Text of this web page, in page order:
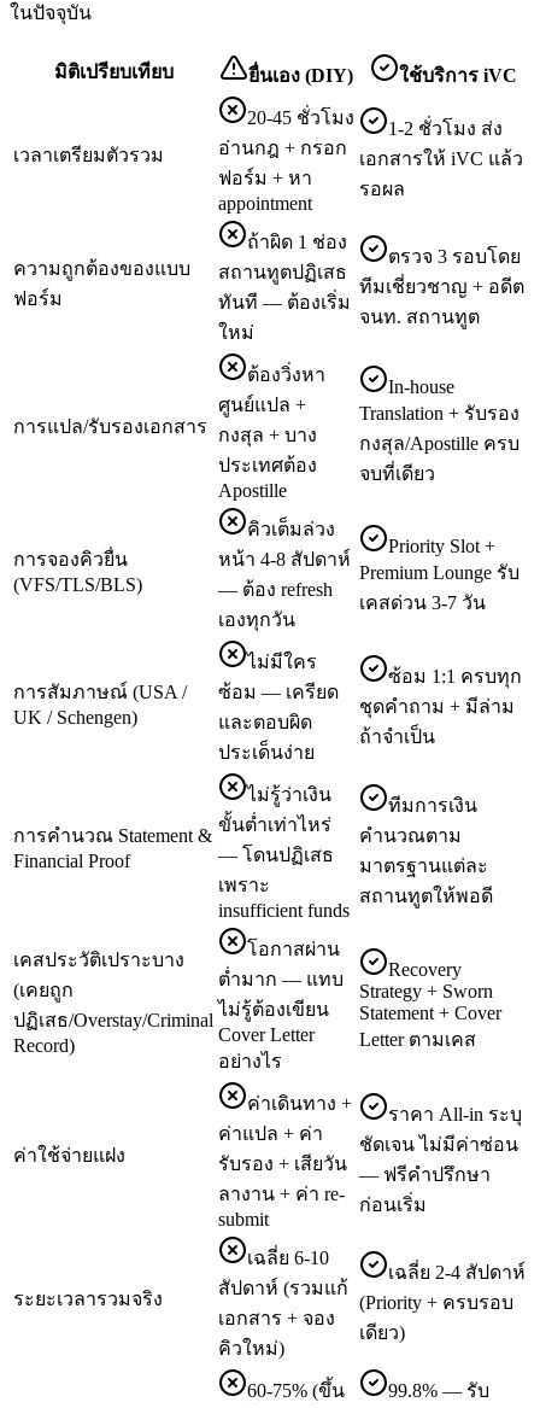
ในปัจจุบัน
มิติเปรียบเทียบ ยื่นเอง (DIY) ใช้บริการ iVC
เวลาเตรียมตัวรวม
20-45 ชั่วโมง
อ่านกฎ + กรอก
ฟอร์ม + หา
appointment
1-2 ชั่วโมง ส่ง
เอกสารให้ iVC แล้ว
รอผล
ความถูกต้องของแบบ
ฟอร์ม
ถ้าผิด 1 ช่อง
สถานทูตปฏิเสธ
ทันที — ต้องเริ่ม
ใหม่
ตรวจ 3 รอบโดย
ทีมเชี่ยวชาญ + อดีต
จนท. สถานทูต
การแปล/รับรองเอกสาร
ต้องวิ่งหา
ศูนย์แปล +
กงสุล + บาง
ประเทศต้อง
Apostille
In-house
Translation + รับรอง
กงสุล/Apostille ครบ
จบที่เดียว
การจองคิวยื่น
(VFS/TLS/BLS)
คิวเต็มล่วง
หน้า 4-8 สัปดาห์
— ต้อง refresh
เองทุกวัน
Priority Slot +
Premium Lounge รับ
เคสด่วน 3-7 วัน
การสัมภาษณ์ (USA /
UK / Schengen)
ไม่มีใคร
ซ้อม — เครียด
และตอบผิด
ประเด็นง่าย
ซ้อม 1:1 ครบทุก
ชุดคำถาม + มีล่าม
ถ้าจำเป็น
การคำนวณ Statement &
Financial Proof
ไม่รู้ว่าเงิน
ขั้นต่ำเท่าไหร่
— โดนปฏิเสธ
เพราะ
insufficient funds
ทีมการเงิน
คำนวณตาม
มาตรฐานแต่ละ
สถานทูตให้พอดี
เคสประวัติเปราะบาง
(เคยถูก
ปฏิเสธ/Overstay/Criminal
Record)
โอกาสผ่าน
ต่ำมาก — แทบ
ไม่รู้ต้องเขียน
Cover Letter
อย่างไร
Recovery
Strategy + Sworn
Statement + Cover
Letter ตามเคส
ค่าใช้จ่ายแฝง
ค่าเดินทาง +
ค่าแปล + ค่า
รับรอง + เสียวัน
ลางาน + ค่า re-
submit
ราคา All-in ระบุ
ชัดเจน ไม่มีค่าซ่อน
— ฟรีคำปรึกษา
ก่อนเริ่ม
ระยะเวลารวมจริง
เฉลี่ย 6-10
สัปดาห์ (รวมแก้
เอกสาร + จอง
คิวใหม่)
เฉลี่ย 2-4 สัปดาห์
(Priority + ครบรอบ
เดียว)
60-75% (ขึ้น
99.8% — รับ